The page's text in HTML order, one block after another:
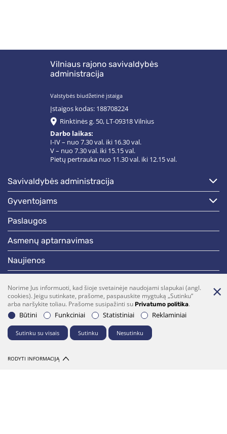
Vilniaus rajono savivaldybės
administracija
Valstybės biudžetinė įstaiga
Įstaigos kodas: 188708224
Rinktinės g. 50, LT-09318 Vilnius
Darbo laikas:
I-IV – nuo 7.30 val. iki 16.30 val.
V – nuo 7.30 val. iki 15.15 val.
Pietų pertrauka nuo 11.30 val. iki 12.15 val.
savivaldybės administracija
gyventojams
paslaugos
asmenų aptarnavimas
naujienos
darbotvarkės
Bendraukime
Norime Jus informuoti, kad šioje svetainėje naudojami slapukai (angl.
cookies). Jeigu sutinkate, prašome, paspauskite mygtuką „Sutinku“
arba naršykite toliau. Prašome susipažinti su Privatumo politika.
Būtini
Funkciniai Statistiniai Reklaminiai
Sutinku su visais Sutinku Nesutinku
RODYTI INFORMACIJĄ